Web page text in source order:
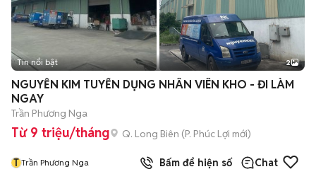
Tin nổi bật 2
NGUYỄN KIM TUYỂN DỤNG NHÂN VIÊN KHO - ĐI LÀM
NGAY
Trần Phương Nga
Từ 9 triệu/tháng Q. Long Biên (P. Phúc Lợi mới)
T Trần Phương Nga Bấm để hiện số Chat